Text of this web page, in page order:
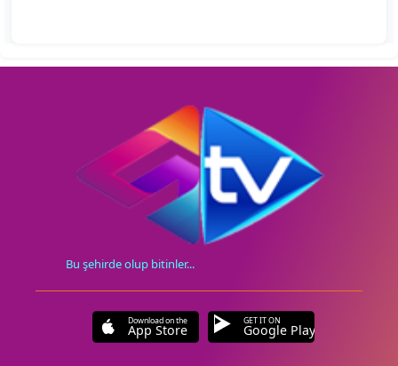
Bu şehirde olup bitinler...
Download on the
App Store
GET IT ON
Google Play